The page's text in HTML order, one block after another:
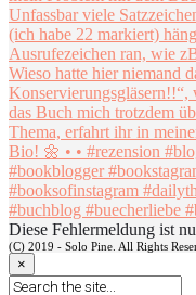
Diese Fehlermeldung ist
(C) 2019 - Solo Pine. All Rights
×